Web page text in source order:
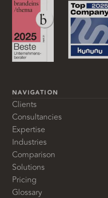
NAVIGATION
Clients
Consultancies
Expertise
Industries
Comparison
Solutions
Pricing
Glossary